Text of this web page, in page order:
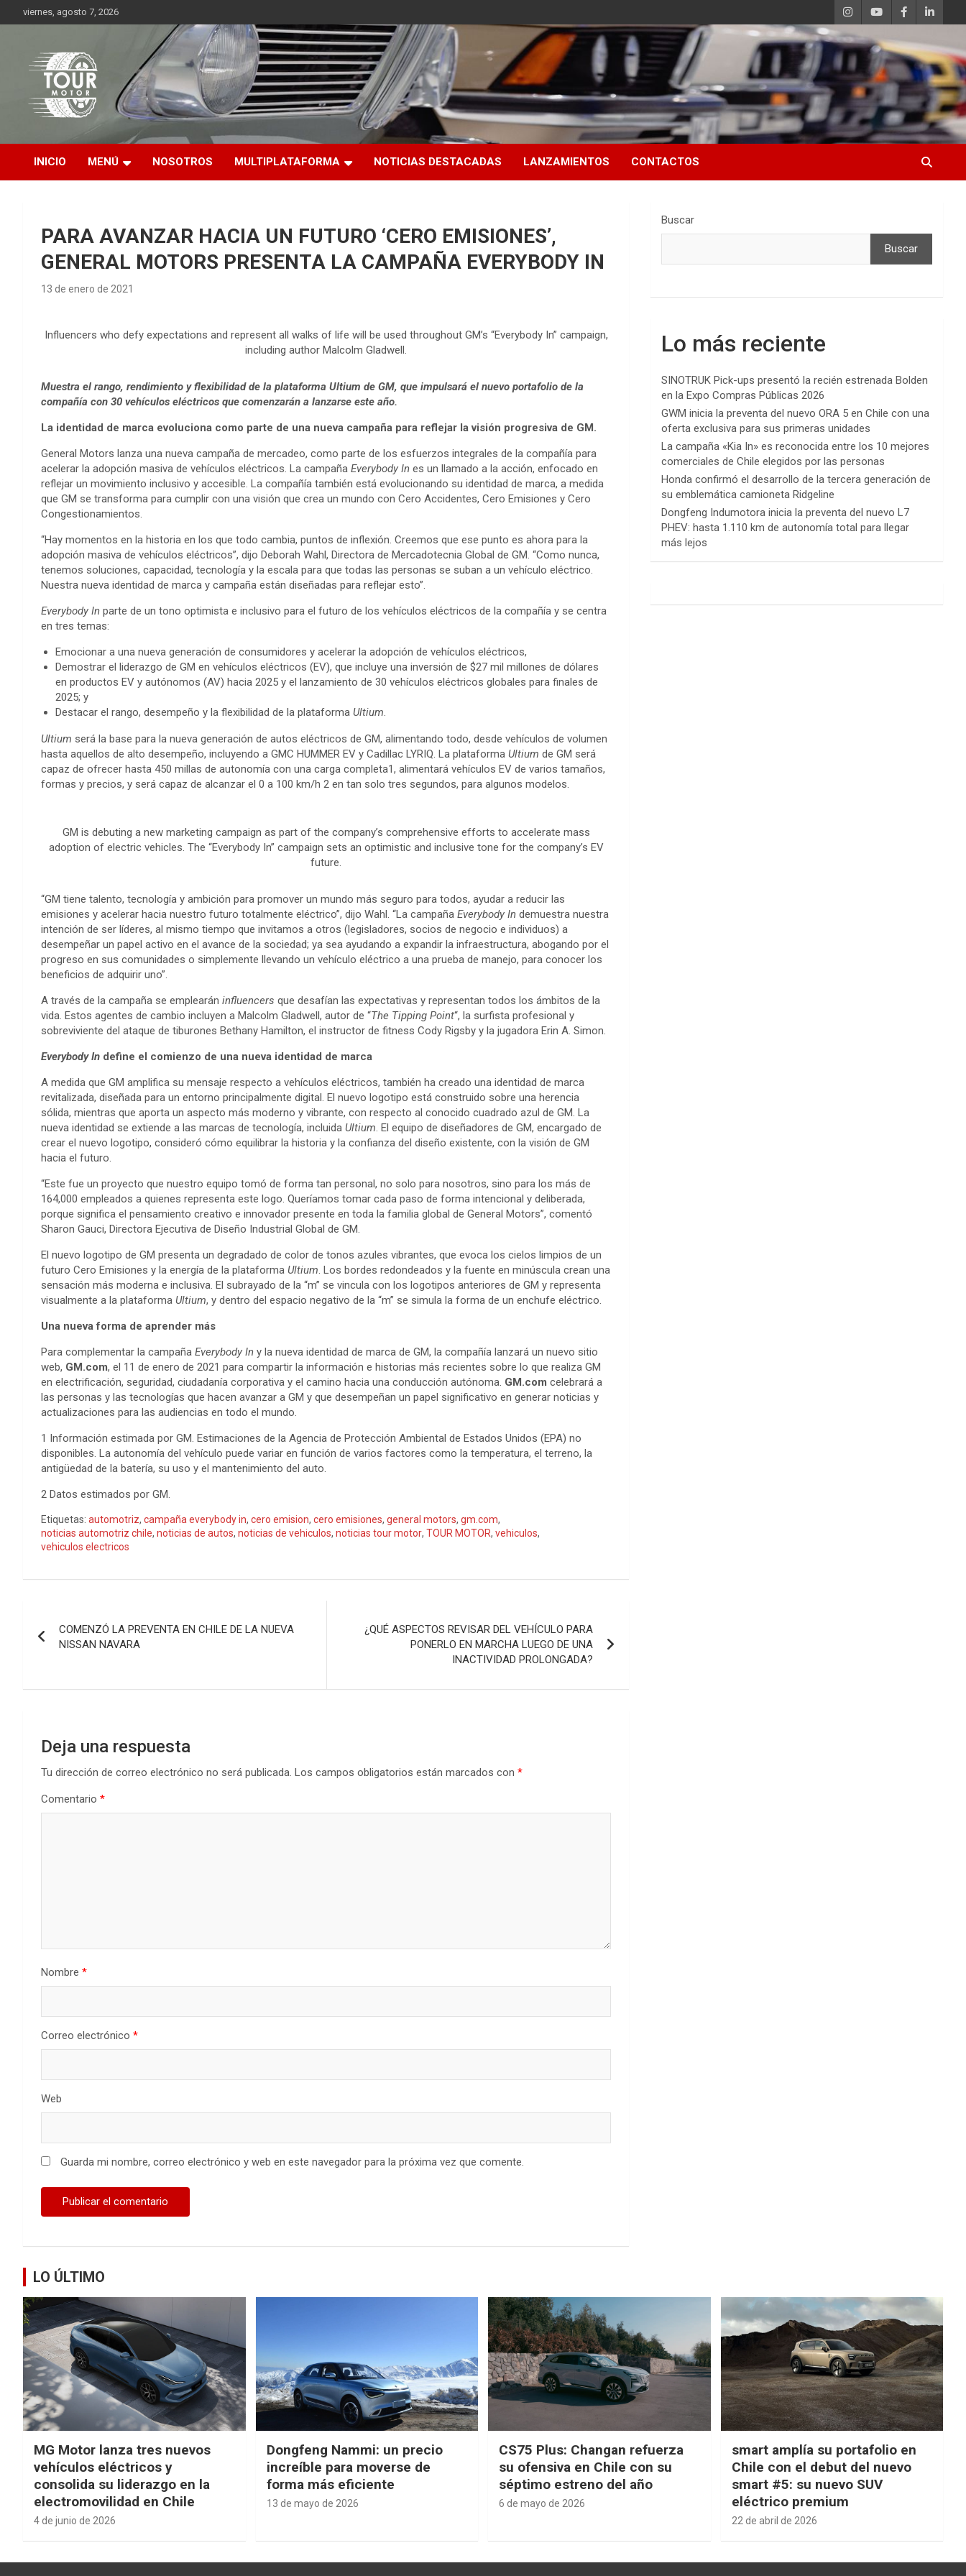
al
viernes, agosto 7, 2026
Tour Motor
Plataforma de contenido audiovisual para el sector automotriz
INICIO MENÚ NOSOTROS MULTIPLATAFORMA NOTICIAS DESTACADAS LANZAMIENTOS CONTACTOS
PARA AVANZAR HACIA UN FUTURO ‘CERO EMISIONES’,
GENERAL MOTORS PRESENTA LA CAMPAÑA EVERYBODY IN
13 de enero de 2021
Influencers who defy expectations and represent all walks of life will be used throughout GM’s “Everybody In” campaign,
including author Malcolm Gladwell.
Muestra el rango, rendimiento y flexibilidad de la plataforma Ultium de GM, que impulsará el nuevo portafolio de la
compañía con 30 vehículos eléctricos que comenzarán a lanzarse este año.
La identidad de marca evoluciona como parte de una nueva campaña para reflejar la visión progresiva de GM.
General Motors lanza una nueva campaña de mercadeo, como parte de los esfuerzos integrales de la compañía para
acelerar la adopción masiva de vehículos eléctricos. La campaña Everybody In es un llamado a la acción, enfocado en
reflejar un movimiento inclusivo y accesible. La compañía también está evolucionando su identidad de marca, a medida
que GM se transforma para cumplir con una visión que crea un mundo con Cero Accidentes, Cero Emisiones y Cero
Congestionamientos.
“Hay momentos en la historia en los que todo cambia, puntos de inflexión. Creemos que ese punto es ahora para la
adopción masiva de vehículos eléctricos”, dijo Deborah Wahl, Directora de Mercadotecnia Global de GM. “Como nunca,
tenemos soluciones, capacidad, tecnología y la escala para que todas las personas se suban a un vehículo eléctrico.
Nuestra nueva identidad de marca y campaña están diseñadas para reflejar esto”.
Everybody In parte de un tono optimista e inclusivo para el futuro de los vehículos eléctricos de la compañía y se centra
en tres temas:
Emocionar a una nueva generación de consumidores y acelerar la adopción de vehículos eléctricos,
Demostrar el liderazgo de GM en vehículos eléctricos (EV), que incluye una inversión de $27 mil millones de dólares
en productos EV y autónomos (AV) hacia 2025 y el lanzamiento de 30 vehículos eléctricos globales para finales de
2025; y
Destacar el rango, desempeño y la flexibilidad de la plataforma Ultium.
Ultium será la base para la nueva generación de autos eléctricos de GM, alimentando todo, desde vehículos de volumen
hasta aquellos de alto desempeño, incluyendo a GMC HUMMER EV y Cadillac LYRIQ. La plataforma Ultium de GM será
capaz de ofrecer hasta 450 millas de autonomía con una carga completa1, alimentará vehículos EV de varios tamaños,
formas y precios, y será capaz de alcanzar el 0 a 100 km/h 2 en tan solo tres segundos, para algunos modelos.
GM is debuting a new marketing campaign as part of the company’s comprehensive efforts to accelerate mass
adoption of electric vehicles. The “Everybody In” campaign sets an optimistic and inclusive tone for the company’s EV
future.
“GM tiene talento, tecnología y ambición para promover un mundo más seguro para todos, ayudar a reducir las
emisiones y acelerar hacia nuestro futuro totalmente eléctrico”, dijo Wahl. “La campaña Everybody In demuestra nuestra
intención de ser líderes, al mismo tiempo que invitamos a otros (legisladores, socios de negocio e individuos) a
desempeñar un papel activo en el avance de la sociedad; ya sea ayudando a expandir la infraestructura, abogando por el
progreso en sus comunidades o simplemente llevando un vehículo eléctrico a una prueba de manejo, para conocer los
beneficios de adquirir uno”.
A través de la campaña se emplearán influencers que desafían las expectativas y representan todos los ámbitos de la
vida. Estos agentes de cambio incluyen a Malcolm Gladwell, autor de “The Tipping Point“, la surfista profesional y
sobreviviente del ataque de tiburones Bethany Hamilton, el instructor de fitness Cody Rigsby y la jugadora Erin A. Simon.
Everybody In define el comienzo de una nueva identidad de marca
A medida que GM amplifica su mensaje respecto a vehículos eléctricos, también ha creado una identidad de marca
revitalizada, diseñada para un entorno principalmente digital. El nuevo logotipo está construido sobre una herencia
sólida, mientras que aporta un aspecto más moderno y vibrante, con respecto al conocido cuadrado azul de GM. La
nueva identidad se extiende a las marcas de tecnología, incluida Ultium. El equipo de diseñadores de GM, encargado de
crear el nuevo logotipo, consideró cómo equilibrar la historia y la confianza del diseño existente, con la visión de GM
hacia el futuro.
“Este fue un proyecto que nuestro equipo tomó de forma tan personal, no solo para nosotros, sino para los más de
164,000 empleados a quienes representa este logo. Queríamos tomar cada paso de forma intencional y deliberada,
porque significa el pensamiento creativo e innovador presente en toda la familia global de General Motors”, comentó
Sharon Gauci, Directora Ejecutiva de Diseño Industrial Global de GM.
El nuevo logotipo de GM presenta un degradado de color de tonos azules vibrantes, que evoca los cielos limpios de un
futuro Cero Emisiones y la energía de la plataforma Ultium. Los bordes redondeados y la fuente en minúscula crean una
sensación más moderna e inclusiva. El subrayado de la “m” se vincula con los logotipos anteriores de GM y representa
visualmente a la plataforma Ultium, y dentro del espacio negativo de la “m” se simula la forma de un enchufe eléctrico.
Una nueva forma de aprender más
Para complementar la campaña Everybody In y la nueva identidad de marca de GM, la compañía lanzará un nuevo sitio
web, GM.com, el 11 de enero de 2021 para compartir la información e historias más recientes sobre lo que realiza GM
en electrificación, seguridad, ciudadanía corporativa y el camino hacia una conducción autónoma. GM.com celebrará a
las personas y las tecnologías que hacen avanzar a GM y que desempeñan un papel significativo en generar noticias y
actualizaciones para las audiencias en todo el mundo.
1 Información estimada por GM. Estimaciones de la Agencia de Protección Ambiental de Estados Unidos (EPA) no
disponibles. La autonomía del vehículo puede variar en función de varios factores como la temperatura, el terreno, la
antigüedad de la batería, su uso y el mantenimiento del auto.
2 Datos estimados por GM.
Etiquetas: automotriz, campaña everybody in, cero emision, cero emisiones, general motors, gm.com,
noticias automotriz chile, noticias de autos, noticias de vehiculos, noticias tour motor, TOUR MOTOR, vehiculos,
vehiculos electricos
de
COMENZÓ LA PREVENTA EN CHILE DE LA NUEVA
NISSAN NAVARA
¿QUÉ ASPECTOS REVISAR DEL VEHÍCULO PARA
PONERLO EN MARCHA LUEGO DE UNA
INACTIVIDAD PROLONGADA?
Deja una respuesta
Tu dirección de correo electrónico no será publicada. Los campos obligatorios están marcados con *
Comentario *
Nombre *
Correo electrónico *
Web
Guarda mi nombre, correo electrónico y web en este navegador para la próxima vez que comente.
Buscar
Buscar
Lo más reciente
SINOTRUK Pick-ups presentó la recién estrenada Bolden
en la Expo Compras Públicas 2026
GWM inicia la preventa del nuevo ORA 5 en Chile con una
oferta exclusiva para sus primeras unidades
La campaña «Kia In» es reconocida entre los 10 mejores
comerciales de Chile elegidos por las personas
Honda confirmó el desarrollo de la tercera generación de
su emblemática camioneta Ridgeline
Dongfeng Indumotora inicia la preventa del nuevo L7
PHEV: hasta 1.110 km de autonomía total para llegar
más lejos
LO ÚLTIMO
MG Motor lanza tres nuevos
vehículos eléctricos y
consolida su liderazgo en la
electromovilidad en Chile
4 de junio de 2026
Dongfeng Nammi: un precio
increíble para moverse de
forma más eficiente
13 de mayo de 2026
CS75 Plus: Changan refuerza
su ofensiva en Chile con su
séptimo estreno del año
6 de mayo de 2026
smart amplía su portafolio en
Chile con el debut del nuevo
smart #5: su nuevo SUV
eléctrico premium
22 de abril de 2026